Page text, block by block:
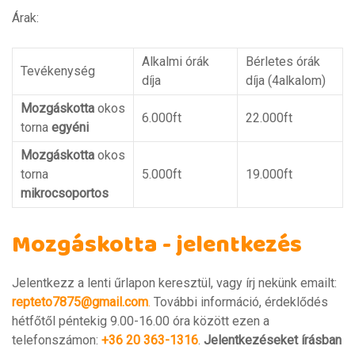
Árak:
Tevékenység
Alkalmi órák
díja
Bérletes órák
díja (4alkalom)
Mozgáskotta okos
torna egyéni
6.000ft 22.000ft
Mozgáskotta okos
torna
mikrocsoportos
5.000ft 19.000ft
Mozgáskotta - jelentkezés
Jelentkezz a lenti űrlapon keresztül, vagy írj nekünk emailt:
repteto7875@gmail.com. További információ, érdeklődés
hétfőtől péntekig 9.00-16.00 óra között ezen a
telefonszámon: +36 20 363-1316. Jelentkezéseket írásban